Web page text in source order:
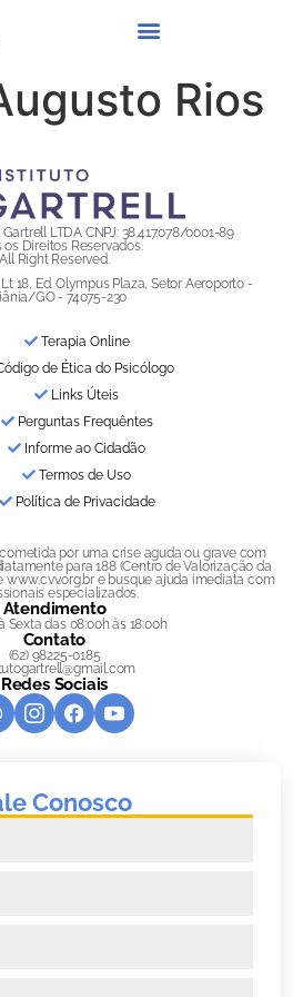
Rios
LTDA CNPJ: 38.417.078/0001-89
os Direitos Reservados.
All Right Reserved.
Lt 18, Ed. Olympus Plaza, Setor Aeroporto -
GO - 74075-230
Terapia Online
de Ética do Psicólogo
Links Úteis
Perguntas Frequêntes
Informe ao Cidadão
Termos de Uso
Política de Privacidade
por uma crise aguda ou grave com
para 188 (Centro de Valorização da
www.cvv.org.br e busque ajuda imediata com
especializados.
Atendimento
Sexta das 08:00h às 18:00h
Contato
(62) 98225-0185
Redes Sociais
Conosco